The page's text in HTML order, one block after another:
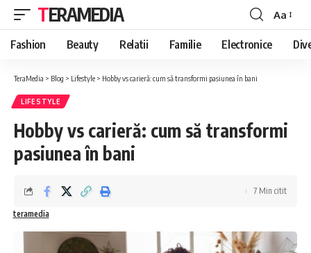
TERAMEDIA
Font
Resizer
Aa
Fashion Beauty Relatii Familie Electronice
TeraMedia > Blog > Lifestyle > Hobby vs carieră: cum să transformi pasiunea în bani
LIFESTYLE
Hobby vs carieră: cum să transformi
pasiunea în bani
teramedia
7 Min citit